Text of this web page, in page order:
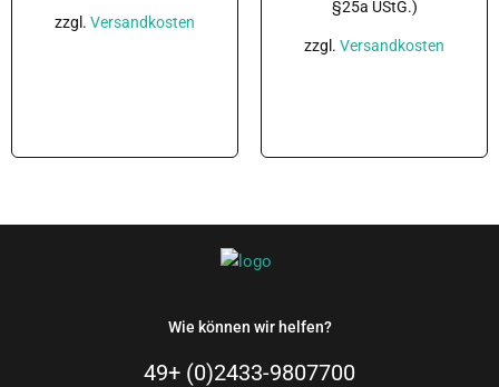
zzgl. Versandkosten
§25a UStG.)
zzgl. Versandkosten
Wie können wir helfen?
49+ (0)2433-9807700